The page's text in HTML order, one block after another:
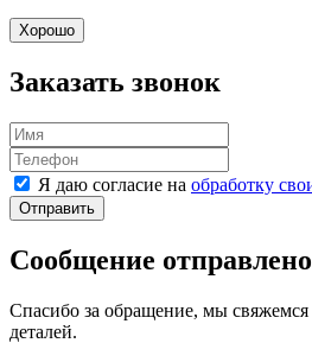
Хорошо
Заказать звонок
Я даю согласие на обработку
Отправить
Сообщение отправлено
Спасибо за обращение, мы
деталей.